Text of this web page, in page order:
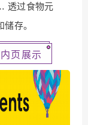
透过食物元
存。
页展示